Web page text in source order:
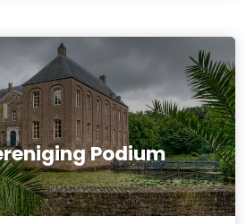
Podium